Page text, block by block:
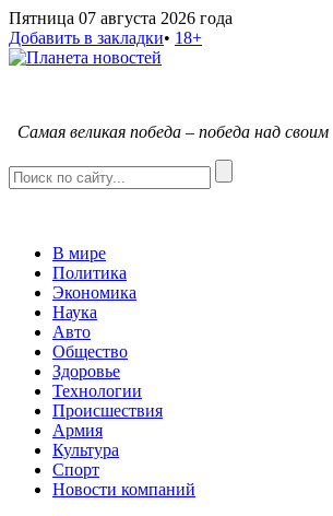
Пятница 07 августа 2026 года
Добавить в закладки• 18+
Самая великая победа – победа над
В мире
Политика
Экономика
Наука
Авто
Общество
Здоровье
Технологии
Происшествия
Армия
Культура
Спорт
Новости компаний